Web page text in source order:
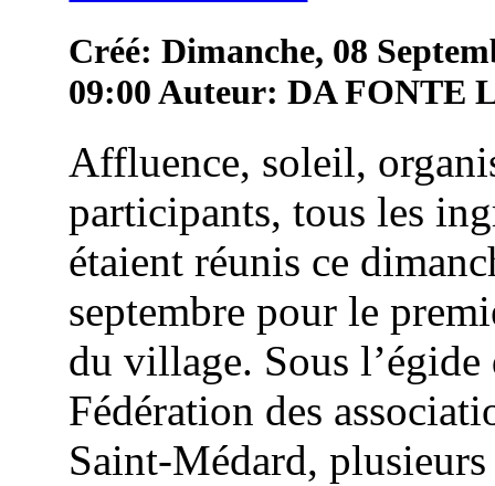
Créé: Dimanche, 08
09:00Auteur: DA FONTE
Affluence, soleil,
participants, tous les
étaient réunis ce
septembre pour le
du village. Sous l’égide
Fédération des
Saint-Médard, plusieurs